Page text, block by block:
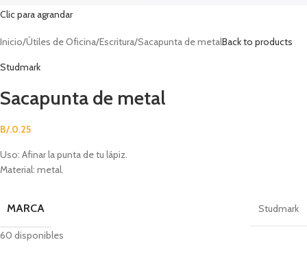
Clic para agrandar
Inicio Útiles de Oficina Escritura Sacapunta de metalBack to products
Studmark
Sacapunta de metal
B/.0.25
Uso: Afinar la punta de tu lápiz.
Material: metal.
MARCA Studmark
60 disponibles